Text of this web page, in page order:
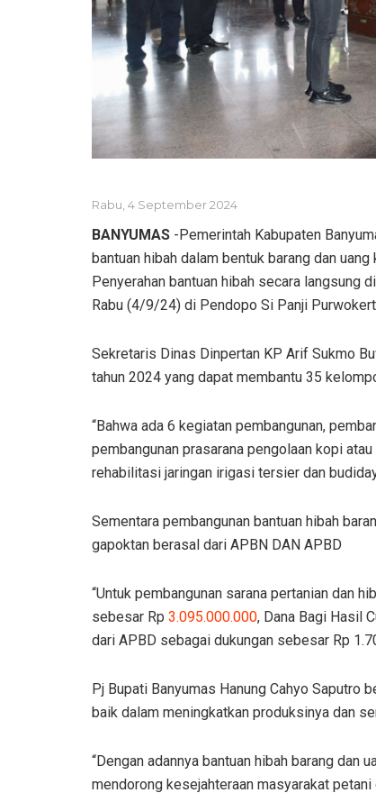
Rabu, 4 September 2024
BANYUMAS -Pemerintah Kabupaten
bantuan hibah dalam bentuk barang dan
Penyerahan bantuan hibah secara langsung
Rabu (4/9/24) di Pendopo Si Panji
Sekretaris Dinas Dinpertan KP Arif Sukmo
tahun 2024 yang dapat membantu 35
“Bahwa ada 6 kegiatan pembangunan,
pembangunan prasarana pengolaan kopi
rehabilitasi jaringan irigasi tersier dan
Sementara pembangunan bantuan hibah
gapoktan berasal dari APBN DAN APBD
“Untuk pembangunan sarana pertanian dan
sebesar Rp 3.095.000.000, Dana Bagi Hasil
dari APBD sebagai dukungan sebesar Rp
Pj Bupati Banyumas Hanung Cahyo Saputro
baik dalam meningkatkan produksinya dan
“Dengan adannya bantuan hibah barang dan
mendorong kesejahteraan masyarakat petani